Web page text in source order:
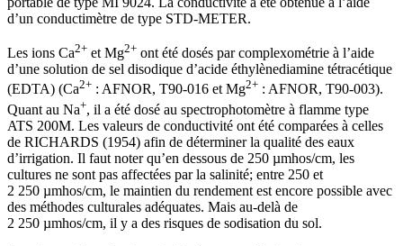
d’un conductimètre de type STD-METER.
Les ions Ca2+ et Mg2+ ont été dosés par complexométrie à l’aide
d’une solution de sel disodique d’acide éthylènediamine tétracétique
(EDTA) (Ca2+ : AFNOR, T90-016 et Mg2+ : AFNOR, T90-003).
Quant au Na+, il a été dosé au spectrophotomètre à flamme type
ATS 200M. Les valeurs de conductivité ont été comparées à celles
de RICHARDS (1954) afin de déterminer la qualité des eaux
d’irrigation. Il faut noter qu’en dessous de 250 µmhos/cm, les
cultures ne sont pas affectées par la salinité; entre 250 et
2 250 µmhos/cm, le maintien du rendement est encore possible avec
des méthodes culturales adéquates. Mais au-delà de
2 250 µmhos/cm, il y a des risques de sodisation du sol.